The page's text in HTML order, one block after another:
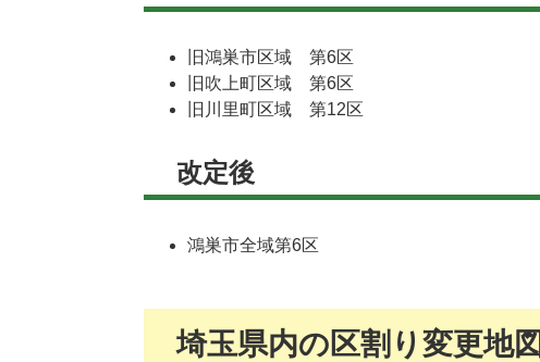
旧鴻巣市区域 第6区
旧吹上町区域 第6区
旧川里町区域 第12区
改定後
鴻巣市全域第6区
埼玉県内の区割り変更地図